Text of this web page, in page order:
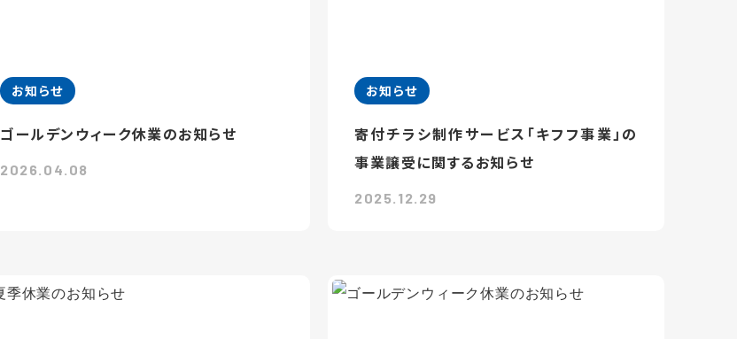
お知らせ
ゴールデンウィーク休業のお知らせ
2026.04.08
お知らせ
寄付チラシ制作サービス「キフフ事業」の
事業譲受に関するお知らせ
2025.12.29